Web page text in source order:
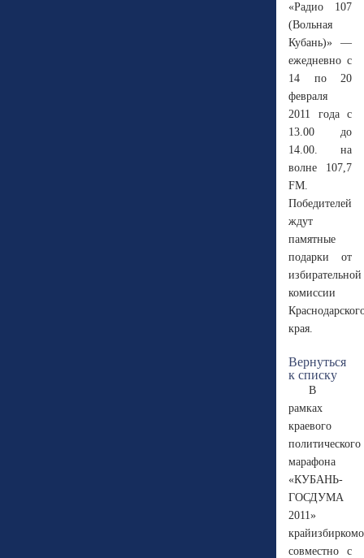
«Радио 107
(Вольная
Кубань)» —
ежедневно с
14 по 20
февраля
2011 года с
13.00 до
14.00. на
волне 107,7
FM.
Победителей
ждут
памятные
подарки от
избирательной
комиссии
края.
Вернуться
к списку
В
рамках
краевого
политического
марафона
«КУБАНЬ-
ГОСДУМА
2011»
совместно с